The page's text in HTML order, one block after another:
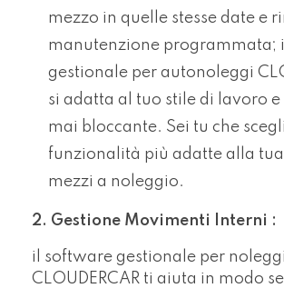
mezzo in quelle stesse date e
manutenzione programmata;
gestionale per autonoleggi
si adatta al tuo stile di lavoro e
mai bloccante. Sei tu che
funzionalità più adatte alla
mezzi a noleggio.
2. Gestione Movimenti Interni :
il software gestionale per noleggi
CLOUDERCAR ti aiuta in modo